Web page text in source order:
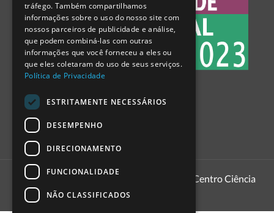
1999 - 2026 Pavilhão do Conhecimento | Centro Ciência
Viva
SPANISH
tráfego. Também compartilhamos
informações sobre o uso do nosso site com
nossos parceiros de publicidade e análise,
que podem combiná-las com outras
informações que você forneceu a eles ou
que eles coletaram do uso de seus serviços.
Política de Privacidade
ESTRITAMENTE NECESSÁRIOS
DESEMPENHO
DIRECIONAMENTO
FUNCIONALIDADE
NÃO CLASSIFICADOS